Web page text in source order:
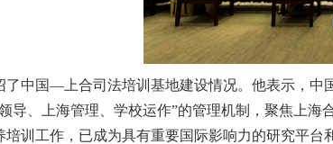
了中国—上合司法培训基地建设情况。他表示，
导、上海管理、学校运作”的管理机制，聚焦上
培训工作，已成为具有重要国际影响力的研究平台